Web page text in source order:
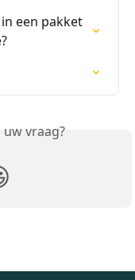
een pakket
vraag?